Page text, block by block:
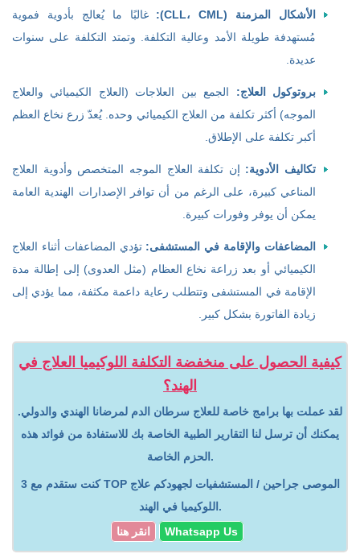
الأشكال المزمنة (CLL، CML):
غالبًا ما يُعالج بأدوية فموية
مُستهدفة طويلة الأمد وعالية التكلفة. وتمتد التكلفة على سنوات
عديدة.
بروتوكول العلاج: الجمع بين العلاجات (العلاج الكيميائي والعلاج
الموجه) أكثر تكلفة من العلاج الكيميائي وحده. يُعدّ زرع نخاع العظم
أكبر تكلفة على الإطلاق.
تكاليف الأدوية: إن تكلفة العلاج الموجه المتخصص وأدوية العلاج
المناعي كبيرة، على الرغم من أن توافر الإصدارات الهندية العامة
يمكن أن يوفر وفورات كبيرة.
المضاعفات والإقامة في المستشفى: تؤدي المضاعفات أثناء العلاج
الكيميائي أو بعد زراعة نخاع العظام (مثل العدوى) إلى إطالة مدة
الإقامة في المستشفى وتتطلب رعاية داعمة مكثفة، مما يؤدي إلى
زيادة الفاتورة بشكل كبير.
كيفية الحصول على منخفضة التكلفة اللوكيميا العلاج في
الهند؟
لقد عملت بها برامج خاصة للعلاج سرطان الدم لمرضانا الهندي والدولي.
يمكنك أن ترسل لنا التقارير الطبية الخاصة بك للاستفادة من فوائد هذه
الحزم الخاصة.
كنت ستقدم مع 3 TOP الموصى جراحين / المستشفيات لجهودكم علاج
اللوكيميا في الهند.
انقر هنا
Whatsapp Us